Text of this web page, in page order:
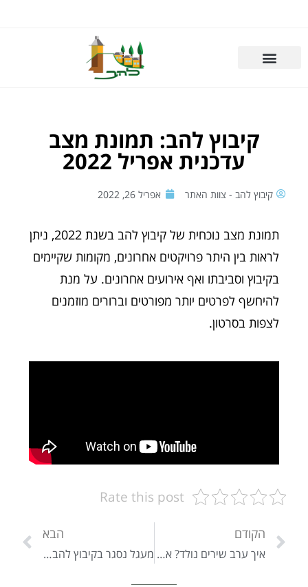
קיבוץ להב: תמונת מצב
עדכנית אפריל 2022
קיבוץ להב - צוות האתר אפריל 26, 2022
תמונת מצב נוכחית של קיבוץ להב בשנת 2022, ניתן
לראות בין היתר פרויקטים אחרונים, מקומות שקיימים
בקיבוץ וסביבתו ואף אירועים אחרונים. על מנת
להיחשף לפרטים יותר מפורטים וברורים מוזמנים
לצפות בסרטון.
Rate this post
הקודם
איך ערב שירים נולד? אירוע לכבוד עמיצור אילן (מתוך פתח תקווה NEWS)
הבא
מעגל נסגר בקיבוץ להב: חיים אורון (ג'ומס) העניק אות הצטיינות לקיבוץ בתחום גידול כותנה